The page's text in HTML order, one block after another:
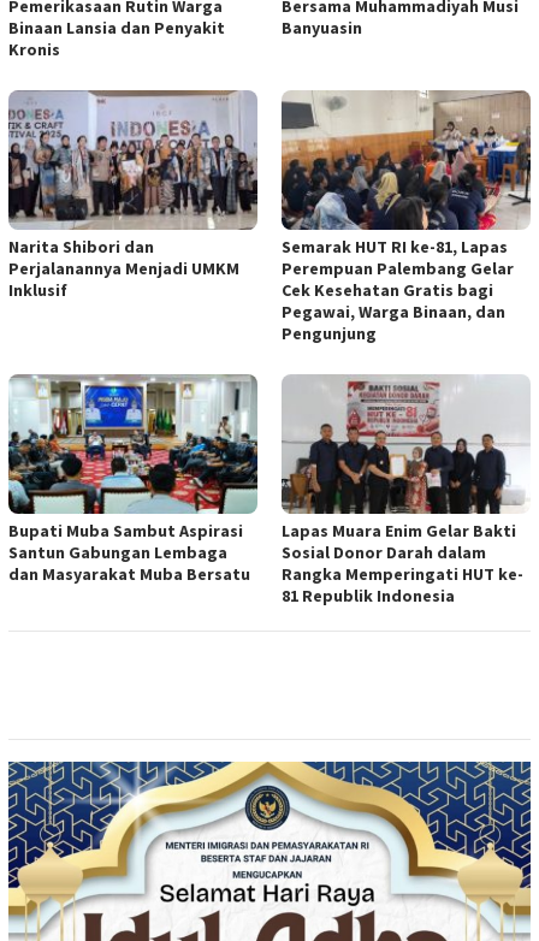
Pemerikasaan Rutin Warga
Binaan Lansia dan Penyakit
Kronis
Bersama Muhammadiyah Musi
Banyuasin
Narita Shibori dan
Perjalanannya Menjadi UMKM
Inklusif
Semarak HUT RI ke-81, Lapas
Perempuan Palembang Gelar
Cek Kesehatan Gratis bagi
Pegawai, Warga Binaan, dan
Pengunjung
Bupati Muba Sambut Aspirasi
Santun Gabungan Lembaga
dan Masyarakat Muba Bersatu
Lapas Muara Enim Gelar Bakti
Sosial Donor Darah dalam
Rangka Memperingati HUT ke-
81 Republik Indonesia